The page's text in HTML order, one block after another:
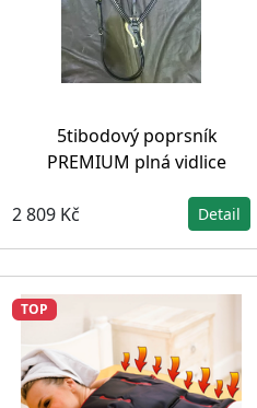
5tibodový poprsník
PREMIUM plná vidlice
2 809 Kč Detail
TOP